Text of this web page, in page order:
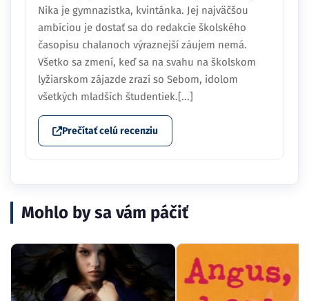
Nika je gymnazistka, kvintánka. Jej najväčšou
ambíciou je dostať sa do redakcie školského
časopisu chalanoch výraznejší záujem nemá.
Všetko sa zmení, keď sa na svahu na školskom
lyžiarskom zájazde zrazí so Sebom, idolom
všetkých mladších študentiek.[...]
Prečítať celú recenziu
Mohlo by sa vám páčiť